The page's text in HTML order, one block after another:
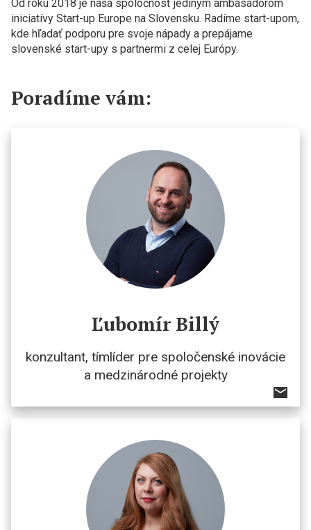
Od roku 2018 je naša spoločnosť jediným ambasádorom
iniciatívy Start-up Europe na Slovensku. Radíme start-upom,
kde hľadať podporu pre svoje nápady a prepájame
slovenské start-upy s partnermi z celej Európy.
Poradíme vám:
Ľubomír Billý
konzultant, tímlíder pre spoločenské inovácie
a medzinárodné projekty